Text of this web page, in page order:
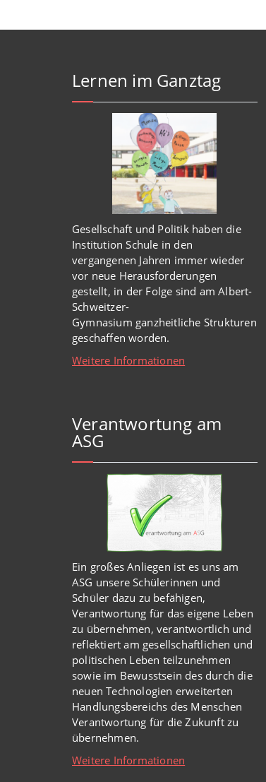
Lernen im Ganztag
Gesellschaft und Politik haben die
Institution Schule in den
vergangenen Jahren immer wieder
vor neue Herausforderungen
gestellt, in der Folge sind am Albert-
Schweitzer-
Gymnasium ganzheitliche Strukturen
geschaffen worden.
Weitere Informationen
Verantwortung am
ASG
Ein großes Anliegen ist es uns am
ASG unsere Schülerinnen und
Schüler dazu zu befähigen,
Verantwortung für das eigene Leben
zu übernehmen, verantwortlich und
reflektiert am gesellschaftlichen und
politischen Leben teilzunehmen
sowie im Bewusstsein des durch die
neuen Technologien erweiterten
Handlungsbereichs des Menschen
Verantwortung für die Zukunft zu
übernehmen.
Weitere Informationen